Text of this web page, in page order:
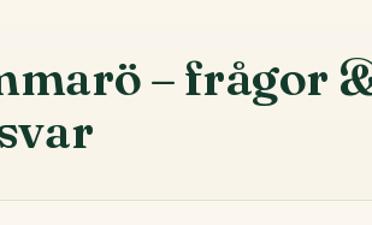
– frågor